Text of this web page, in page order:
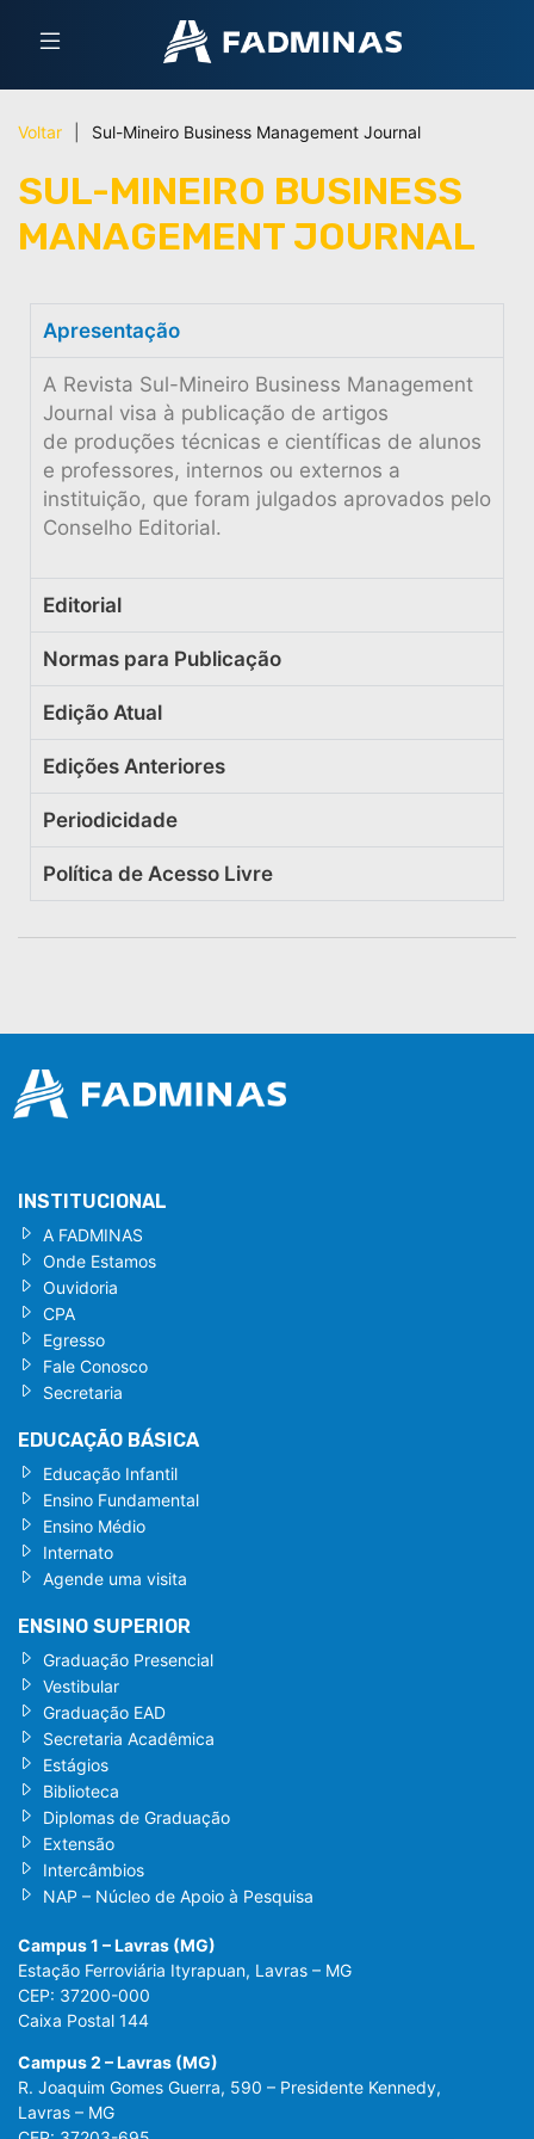
Voltar Sul-Mineiro Business Management Journal
SUL-MINEIRO BUSINESS
MANAGEMENT JOURNAL
Apresentação
A Revista Sul-Mineiro Business Management
Journal visa à publicação de artigos
de produções técnicas e científicas de alunos
e professores, internos ou externos a
instituição, que foram julgados aprovados pelo
Conselho Editorial.
Editorial
Normas para Publicação
Edição Atual
Edições Anteriores
Periodicidade
Política de Acesso Livre
INSTITUCIONAL
A FADMINAS
Onde Estamos
Ouvidoria
CPA
Egresso
Fale Conosco
Secretaria
EDUCAÇÃO BÁSICA
Educação Infantil
Ensino Fundamental
Ensino Médio
Internato
Agende uma visita
ENSINO SUPERIOR
Graduação Presencial
Vestibular
Graduação EAD
Secretaria Acadêmica
Estágios
Biblioteca
Diplomas de Graduação
Extensão
Intercâmbios
NAP – Núcleo de Apoio à Pesquisa
Campus 1 – Lavras (MG)
Estação Ferroviária Ityrapuan, Lavras – MG
CEP: 37200-000
Caixa Postal 144
Campus 2 – Lavras (MG)
R. Joaquim Gomes Guerra, 590 – Presidente Kennedy,
Lavras – MG